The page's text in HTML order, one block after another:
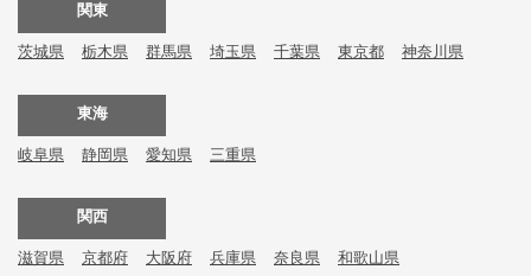
関東
茨城県 栃木県 群馬県 埼玉県 千葉県 東京都 神奈川県
東海
岐阜県 静岡県 愛知県 三重県
関西
滋賀県 京都府 大阪府 兵庫県 奈良県 和歌山県